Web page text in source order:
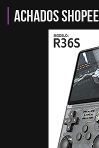
Achados Shopee